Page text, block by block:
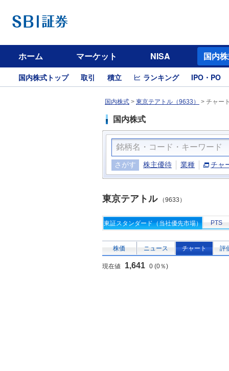
ホーム マーケット NISA 国内
国内株式トップ 取引 積立 ランキング IPO・PO
国内株式 > 東京テアトル（9633） > チャー
国内株式
さがす 株主優待 業種 チャ
東京テアトル（9633）
東証スタンダード（当社優先市場） PTS
株価 ニュース チャート 評
現在値 1,641 0 (0％)